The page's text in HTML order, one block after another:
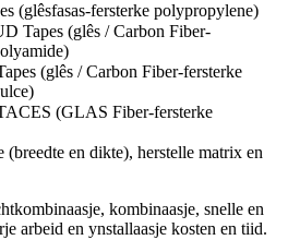
(glêsfasas-fersterke polypropylene)
Tapes (glês / Carbon Fiber-
(glês / Carbon Fiber-fersterke
(GLAS Fiber-fersterke
en dikte), herstelle matrix en
kombinaasje, snelle en
arbeid en ynstallaasje kosten en tiid.